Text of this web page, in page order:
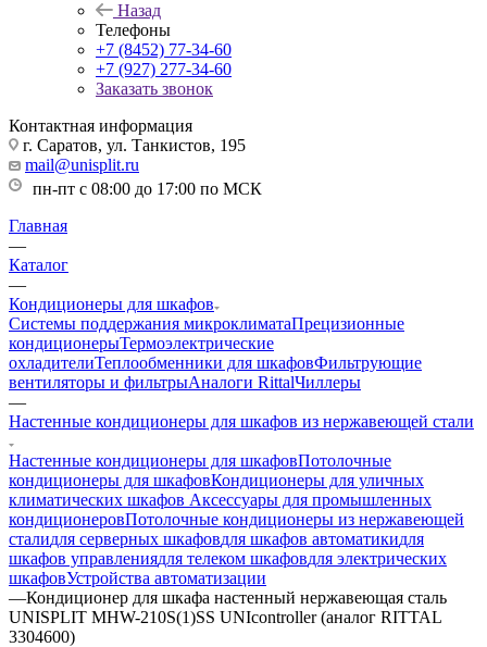
Назад
Телефоны
+7 (8452) 77-34-60
+7 (927) 277-34-60
Заказать звонок
Контактная информация
г. Саратов, ул. Танкистов, 195
mail@unisplit.ru
пн-пт с 08:00 до 17:00 по МСК
Главная
—
Каталог
—
Кондиционеры для шкафов
Системы поддержания микроклиматаПрецизионные
кондиционерыТермоэлектрические
охладителиТеплообменники для шкафовФильтрующие
вентиляторы и фильтрыАналоги RittalЧиллеры
—
Настенные кондиционеры для шкафов из нержавеющей стали
Настенные кондиционеры для шкафовПотолочные
кондиционеры для шкафовКондиционеры для уличных
климатических шкафов Аксессуары для промышленных
кондиционеровПотолочные кондиционеры из нержавеющей
сталидля серверных шкафовдля шкафов автоматикидля
шкафов управлениядля телеком шкафовдля электрических
шкафовУстройства автоматизации
—Кондиционер для шкафа настенный нержавеющая сталь
UNISPLIT MHW-210S(1)SS UNIcontroller (аналог RITTAL
3304600)